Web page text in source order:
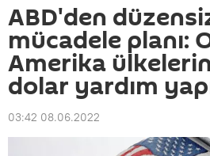
ABD'den
mücadele planı:
Amerika
dolar yardım
03:42 08.06.2022